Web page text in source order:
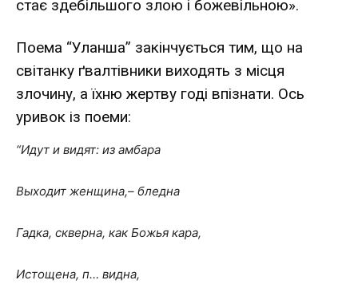
стає здебільшого злою і божевільною».
Поема “Уланша” закінчується тим, що на
світанку ґвалтівники виходять з місця
злочину, а їхню жертву годі впізнати. Ось
уривок із поеми:
“Идут и видят: из амбара
Выходит женщина,– бледна
Гадка, скверна, как Божья кара,
Истощена, п… видна,